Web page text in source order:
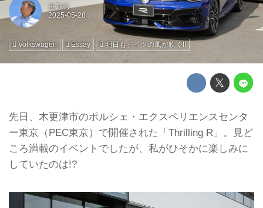
生方聡
Volkswagen Essay 明日もドイツの風が吹く!!
先日、木更津市のポルシェ・エクスペリエンスセンタ
ー東京（PEC東京）で開催された「Thrilling R」。見ど
ころ満載のイベントでしたが、私がひそかに楽しみに
していたのは!?